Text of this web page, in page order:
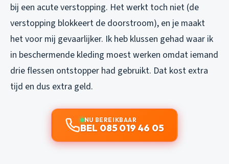
bij een acute verstopping. Het werkt toch niet (de
verstopping blokkeert de doorstroom), en je maakt
het voor mij gevaarlijker. Ik heb klussen gehad waar ik
in beschermende kleding moest werken omdat iemand
drie flessen ontstopper had gebruikt. Dat kost extra
tijd en dus extra geld.
NU BEREIKBAAR
BEL 085 019 46 05